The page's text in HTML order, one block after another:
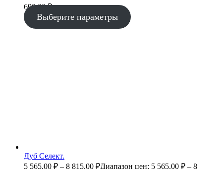
690.00 ₽
Выберите параметры
Дуб Селект.
5 565.00 ₽ – 8 815.00 ₽Диапазон цен: 5 565.00 ₽ – 8